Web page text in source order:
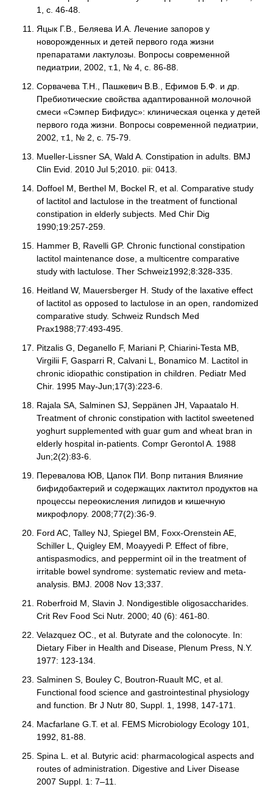
1, с. 46-48.
Яцык Г.В., Беляева И.А. Лечение запоров у
новорожденных и детей первого года жизни
препаратами лактулозы. Вопросы современной
педиатрии, 2002, т.1, № 4, с. 86-88.
Сорвачева Т.Н., Пашкевич В.В., Ефимов Б.Ф. и др.
Пребиотические свойства адаптированной молочной
смеси «Сэмпер Бифидус»: клиническая оценка у детей
первого года жизни. Вопросы современной педиатрии,
2002, т.1, № 2, с. 75-79.
Mueller-Lissner SA, Wald A. Constipation in adults. BMJ
Clin Evid. 2010 Jul 5;2010. pii: 0413.
Doffoel M, Berthel M, Bockel R, et al. Comparative study
of lactitol and lactulose in the treatment of functional
constipation in elderly subjects. Med Chir Dig
1990;19:257-259.
Hammer B, Ravelli GP. Chronic functional constipation
lactitol maintenance dose, a multicentre comparative
study with lactulose. Ther Schweiz1992;8:328-335.
Heitland W, Mauersberger H. Study of the laxative effect
of lactitol as opposed to lactulose in an open, randomized
comparative study. Schweiz Rundsch Med
Prax1988;77:493-495.
Pitzalis G, Deganello F, Mariani P, Chiarini-Testa MB,
Virgilii F, Gasparri R, Calvani L, Bonamico M. Lactitol in
chronic idiopathic constipation in children. Pediatr Med
Chir. 1995 May-Jun;17(3):223-6.
Rajala SA, Salminen SJ, Seppänen JH, Vapaatalo H.
Treatment of chronic constipation with lactitol sweetened
yoghurt supplemented with guar gum and wheat bran in
elderly hospital in-patients. Compr Gerontol A. 1988
Jun;2(2):83-6.
Перевалова ЮВ, Цапок ПИ. Вопр питания Влияние
бифидобактерий и содержащих лактитол продуктов на
процессы переокисления липидов и кишечную
микрофлору. 2008;77(2):36-9.
Ford AC, Talley NJ, Spiegel BM, Foxx-Orenstein AE,
Schiller L, Quigley EM, Moayyedi P. Effect of fibre,
antispasmodics, and peppermint oil in the treatment of
irritable bowel syndrome: systematic review and meta-
analysis. BMJ. 2008 Nov 13;337.
Roberfroid M, Slavin J. Nondigestible oligosaccharides.
Crit Rev Food Sci Nutr. 2000; 40 (6): 461-80.
Velazquez OC., et al. Butyrate and the colonocyte. In:
Dietary Fiber in Health and Disease, Plenum Press, N.Y.
1977: 123-134.
Salminen S, Bouley C, Boutron-Ruault MC, et al.
Functional food science and gastrointestinal physiology
and function. Br J Nutr 80, Suppl. 1, 1998, 147-171.
Macfarlane G.T. et al. FEMS Microbiology Ecology 101,
1992, 81-88.
Spina L. et al. Butyric acid: pharmacological aspects and
routes of administration. Digestive and Liver Disease
2007 Suppl. 1: 7–11.